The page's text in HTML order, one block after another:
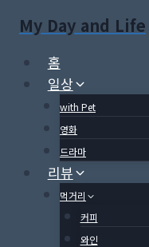
content
My Day and Life
홈
일상
with Pet
영화
드라마
리뷰
먹거리
커피
와인